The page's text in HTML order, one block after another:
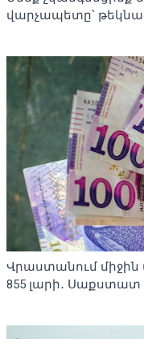
վարչապետը՝
Վրաստանում
855 լարի․ Սաքստատ